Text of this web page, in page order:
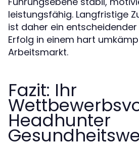
leistungsfähig. Langfristige
ist daher ein
Erfolg in einem hart
Arbeitsmarkt.
Fazit: Ihr
Headhunter